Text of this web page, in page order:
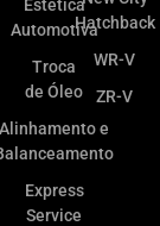
Estética
Automotiva
Troca
de Óleo
Alinhamento e
Express
Service
Hatchback
WR-V
ZR-V